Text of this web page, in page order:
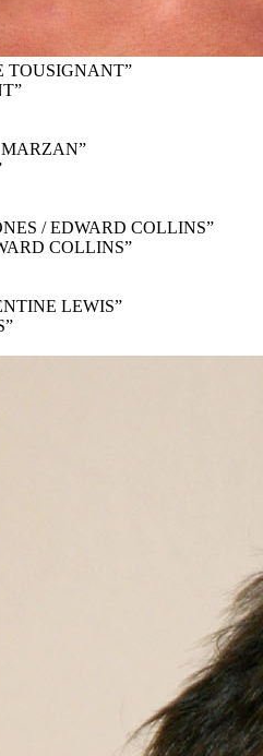
TOUSIGNANT”
”
/ EDWARD COLLINS”
COLLINS”
LEWIS”